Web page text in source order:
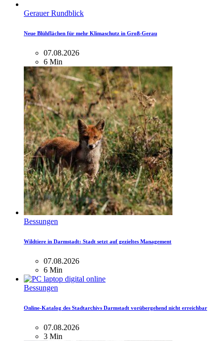
Gerauer Rundblick
Neue Blühflächen für mehr Klimaschutz in Groß-Gerau
07.08.2026
6 Min
Bessungen
Wildtiere in Darmstadt: Stadt setzt auf gezieltes Management
07.08.2026
6 Min
Bessungen
Online-Katalog des Stadtarchivs Darmstadt vorübergehend nicht erreichbar
07.08.2026
3 Min